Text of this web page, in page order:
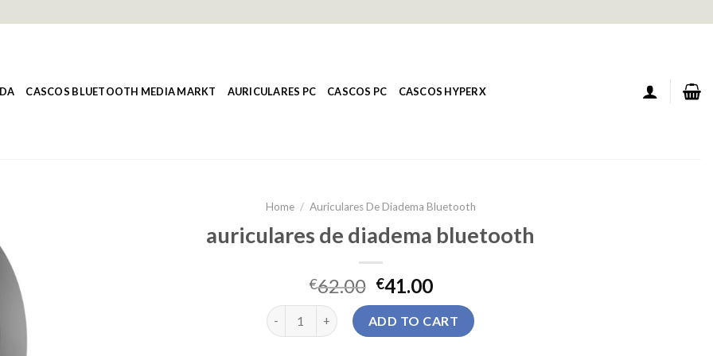
CASCOS BLUETOOTH MEDIA MARKT AURICULARES PC CASCOS PC CASCOS HYPERX
Home / Auriculares De Diadema Bluetooth
auriculares de diadema bluetooth
€62.00 €41.00
auriculares de diadema bluetooth quantity
ADD TO CART